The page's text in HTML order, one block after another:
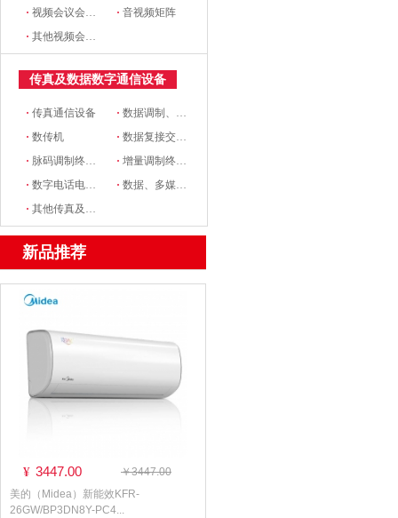
·视频会议会议室终端 ·音视频矩阵
·其他视频会议系统设备
传真及数据数字通信设备
·传真通信设备 ·数据调制、解调设备
·数传机 ·数据复接交换设备
· 脉码调制终端设备 ·增量调制终端设备
·数字电话电报终端机 ·数据、多媒体通信终端设备
·其他传真及数据、数字通信设备
新品推荐
¥ 3447.00
￥3447.00
美的（Midea）新能效KFR-
26GW/BP3DN8Y-PC4...